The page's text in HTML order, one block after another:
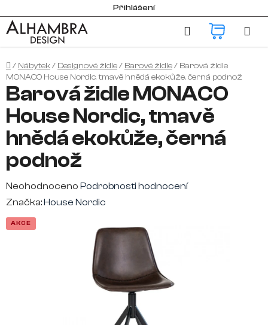
na
obsah
Přihlášení
Hledat
Domů
/ Nábytek/ Designové židle/ Barové židle/ Barová židle
MONACO House Nordic, tmavě hnědá ekokůže, černá podnož
Barová židle MONACO
House Nordic, tmavě
hnědá ekokůže, černá
podnož
Průměrné
hodnocení
produktu
Neohodnoceno Podrobnosti hodnocení
Značka:House Nordic
AKCE